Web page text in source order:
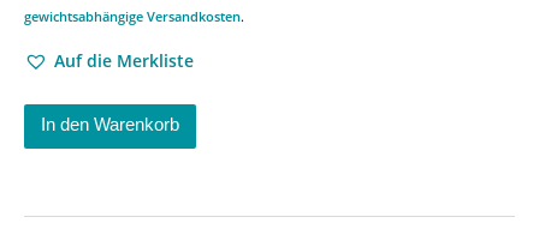
gewichtsabhängige Versandkosten.
Auf die Merkliste
In den Warenkorb